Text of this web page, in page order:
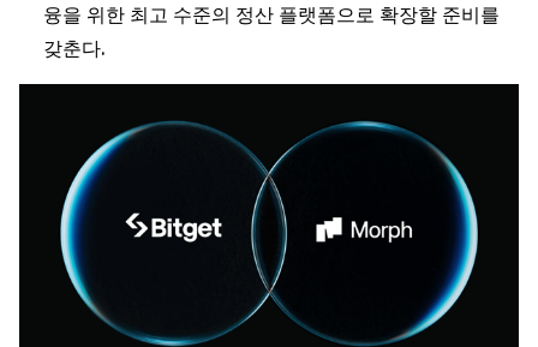
융을 위한 최고 수준의 정산 플랫폼으로 확장할 준비를
갖춘다.